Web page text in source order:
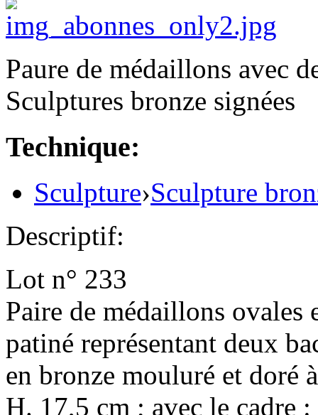
Paure de médaillons avec
Sculptures bronze signées
Technique:
Sculpture›Sculpture
Descriptif:
Lot n° 233
Paire de médaillons ovales
patiné représentant deux
en bronze mouluré et doré
H. 17,5 cm ; avec le cadre